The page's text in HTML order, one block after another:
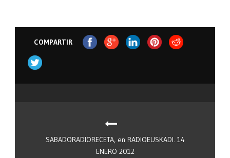
COMPARTIR
SABADORADIORECETA, en RADIOEUSKADI. 14
ENERO 2012